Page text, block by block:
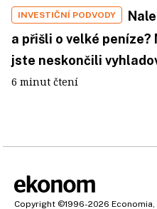
INVESTIČNÍ PODVODY
a přišli o velké
jste neskončili
6 minut čtení
Copyright ©1996-2026 Economia,